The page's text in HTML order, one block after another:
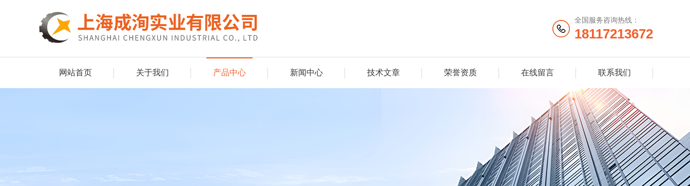
全国服务咨询热线：
18117213672
网站首页 关于我们 产品中心 新闻中心 技术文章 荣誉资质 在线留言 联系我们